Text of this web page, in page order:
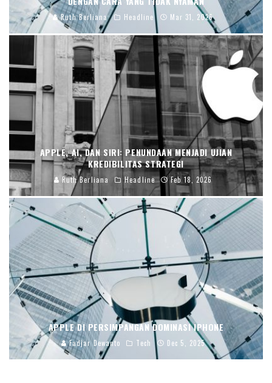
Ruth Berliana Headline Mar 31, 2026
APPLE, AI, DAN SIRI: PENUNDAAN MENJADI UJIAN
KREDIBILITAS STRATEGI
Ruth Berliana Headline Feb 18, 2026
APPLE DI PERSIMPANGAN DOMINASI IPHONE
Fadjar Dewanto Tech Dec 5, 2025